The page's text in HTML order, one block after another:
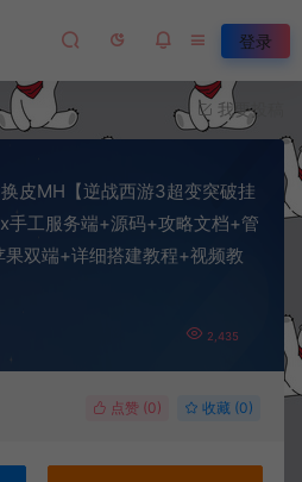
登录
我要投稿
皮MH【逆战西游3超变突破挂
手工服务端+源码+攻略文档+管
双端+详细搭建教程+视频教
2,435
点赞 (0) 收藏 (0)